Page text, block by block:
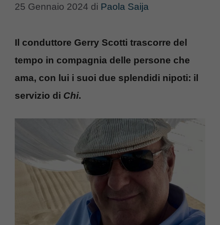
25 Gennaio 2024 di Paola Saija
Il conduttore Gerry Scotti trascorre del
tempo in compagnia delle persone che
ama, con lui i suoi due splendidi nipoti: il
servizio di Chi.